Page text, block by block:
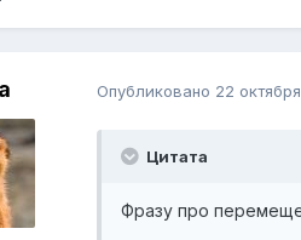
Опубликовано 22
Цитата
Фразу про